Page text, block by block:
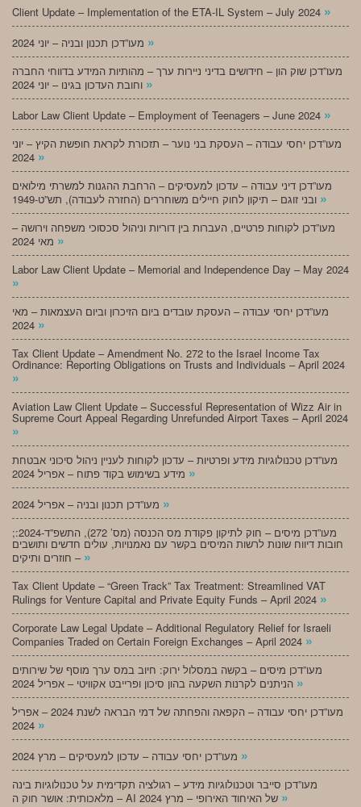
Client Update – Implementation of the ETA-IL System – July 2024 »
»
מעו”דכן שוק הון – חידושים בדיני ניירות ערך – מהותיות המידע בדווחי החברה
»
Labor Law Client Update – Employment of Teenagers – June 2024 »
מעו”דכן יחסי עבודה – העסקת בני נוער – תזכורת לקראת חופשת הקיץ – יוני
»
מעו”דכן דיני עבודה – עדכון למעסיקים – הרחבת ההגנות למשרתי מילואים
»
מעו”דכן לקוחות פרטיים, העברות בין דוריות וניהול סכסוכי משפחה וירושה –
»
Labor Law Client Update – Memorial and Independence Day – May 2024
»
מעו”דכן יחסי עבודה – העסקת עובדים ביום הזיכרון וביום העצמאות – מאי
»
Tax Client Update – Amendment No. 272 to the Israel Income Tax
Ordinance: Reporting Obligations on Trusts and Individuals – April 2024
»
Aviation Law Client Update – Successful Representation of Wizz Air in
Supreme Court Appeal Regarding Unrefunded Airport Taxes – April 2024
»
מעו”דכן טכנולוגיות מידע ופרטיות – עדכון לקוחות לעניין ניהול סיכוני אבטחת
»
»
;מעו”דכן מיסים – חוק לתיקון פקודת מס הכנסה (מס’ 272), התשפ”ד-2024:
חובות דיווח שונות לרשות המיסים בקשר עם נאמנויות, עולים חדשים ותושבים
חוזרים ותיקים – »
Tax Client Update – “Green Track” Tax Treatment: Streamlined VAT
Rulings for Venture Capital and Private Equity Funds – April 2024 »
Corporate Law Legal Update – Additional Regulatory Relief for Israeli
Companies Traded on Certain Foreign Exchanges – April 2024 »
מעו”דכן מיסים – בקשה במסלול ירוק: חיוב במס ערך מוסף של שירותים
»
מעו”דכן יחסי עבודה – הקפאה והפחתה של דמי הבראה לשנת 2024 – אפריל
»
»
מעו”דכן סייבר וטכנולוגיות מידע – רגולציה תקדימית על טכנולוגיות בינה
»